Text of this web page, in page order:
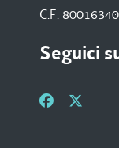
C.F.
Seguici